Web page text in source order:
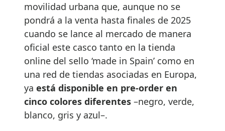
movilidad urbana que, aunque no se
pondrá a la venta hasta finales de 2025
cuando se lance al mercado de manera
oficial este casco tanto en la tienda
online del sello ‘made in Spain’ como en
una red de tiendas asociadas en Europa,
ya está disponible en pre-order en
cinco colores diferentes –negro, verde,
blanco, gris y azul–.